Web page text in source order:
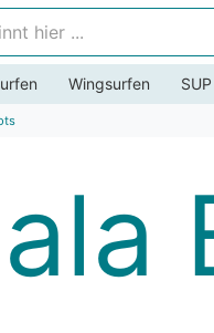
Wingsurfen SUP